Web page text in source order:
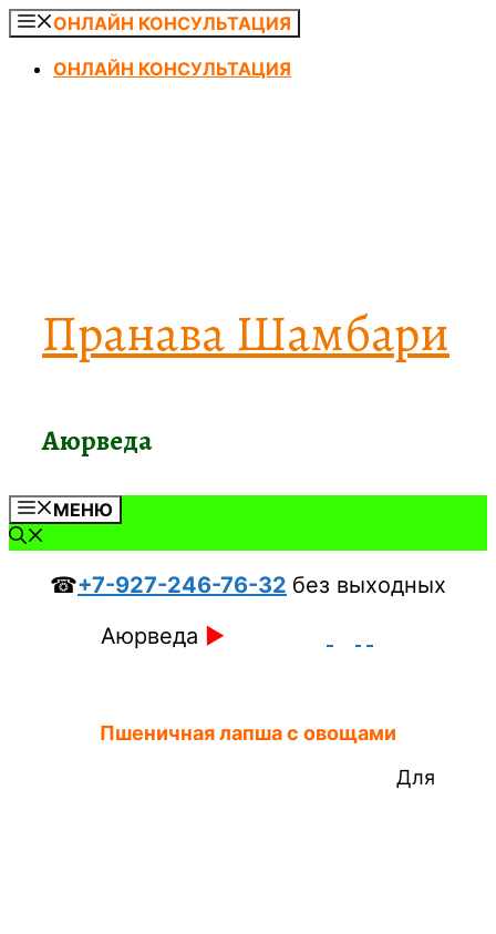
Перейти
содержимому
ОНЛАЙН КОНСУЛЬТАЦИЯ
ОНЛАЙН КОНСУЛЬТАЦИЯ
Пранава Шамбари
Аюрведа
МЕНЮ
☎+7-927-246-76-32 без выходных
Аюрведа ►
Пшеничная лапша с овощами
Для